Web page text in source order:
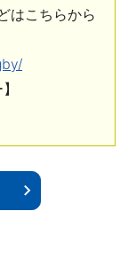
はこちらから